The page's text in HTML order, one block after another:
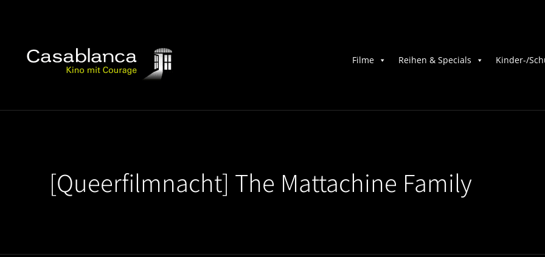
Filme Reihen & Specials Kinder-/
[Queerfilmnacht] The Mattachine Family